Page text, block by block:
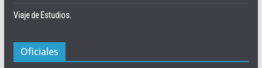
Viaje de Estudios.
Oficiales